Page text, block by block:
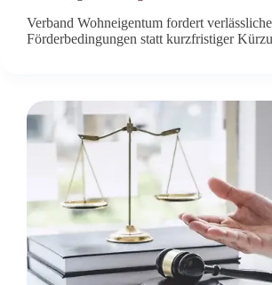
Verband Wohneigentum fordert verlässliche
Förderbedingungen statt kurzfristiger